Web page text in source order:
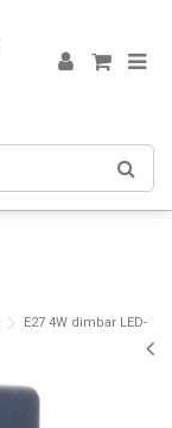
E27 4W dimbar LED-